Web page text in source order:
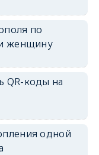
по
женщину
QR-коды на
одной